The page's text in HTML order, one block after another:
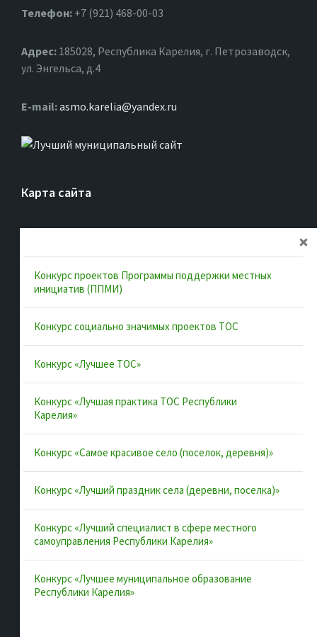
Телефон: +7 (921) 468-00-03
Адрес: 185028, Республика Карелия, г. Петрозаводск,
ул. Энгельса, д.4
Е-mail:asmo.karelia@yandex.ru
Карта сайта
Об ассоциации
Документы
Муниципальные образования
Конкурсы и лучшие практики
Контакты
Полезные ссылки
Интернет-портал Республики Карелия
Инициативы Карелии
Территориальное общественное самоуправление в
Республике Карелия
ВАРМСУ
ОАТОС
Конкурс проектов Программы поддержки местных
инициатив (ППМИ)
Конкурс социально значимых проектов ТОС
Конкурс «Лучшее ТОС»
Конкурс «Лучшая практика ТОС Республики
Карелия»
Конкурс «Самое красивое село (поселок, деревня)»
Конкурс «Лучший праздник села (деревни, поселка)»
Конкурс «Лучший специалист в сфере местного
самоуправления Республики Карелия»
Конкурс «Лучшее муниципальное образование
Республики Карелия»